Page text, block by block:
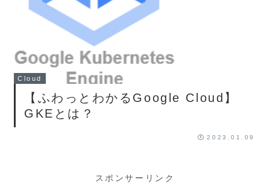
Cloud
【ふわっとわかるGoogle Cloud】
GKEとは？
2023.01.09
スポンサーリンク